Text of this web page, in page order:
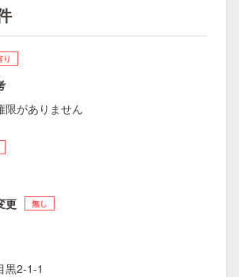
り
限がありません
更
無し
黒2-1-1